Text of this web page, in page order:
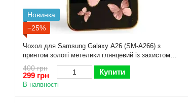
Новинка
−25%
Чохол для Samsung Galaxy A26 (SM-A266) з
принтом золоті метелики глянцевий із захистом
камери із золотою окантовкою
400 грн
299 грн Купити
В наявності